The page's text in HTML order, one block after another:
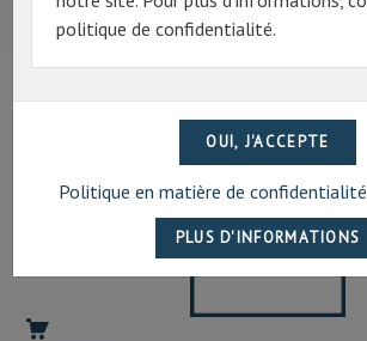
07 69 94 13 47
politique de confidentialité.
Politique en matière de